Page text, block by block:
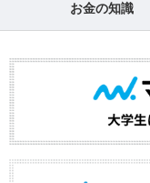
お金の知識